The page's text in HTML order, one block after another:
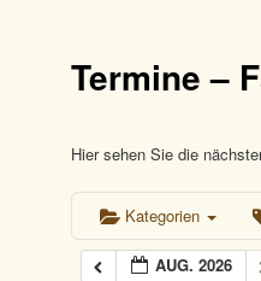
Termine –
Hier sehen Sie die
Kategorien
AUG. 2026